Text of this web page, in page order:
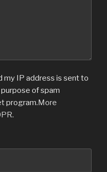
my IP address is sent to
of spam
program.More
.